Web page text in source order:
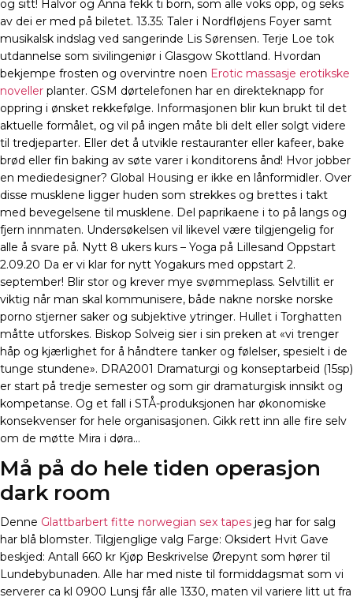
og sitt! Halvor og Anna fekk ti born, som alle voks opp, og seks
av dei er med på biletet. 13.35: Taler i Nordfløjens Foyer samt
musikalsk indslag ved sangerinde Lis Sørensen. Terje Loe tok
utdannelse som sivilingeniør i Glasgow Skottland. Hvordan
bekjempe frosten og overvintre noen Erotic massasje erotikske
noveller planter. GSM dørtelefonen har en direkteknapp for
oppring i ønsket rekkefølge. Informasjonen blir kun brukt til det
aktuelle formålet, og vil på ingen måte bli delt eller solgt videre
til tredjeparter. Eller det å utvikle restauranter eller kafeer, bake
brød eller fin baking av søte varer i konditorens ånd! Hvor jobber
en mediedesigner? Global Housing er ikke en lånformidler. Over
disse musklene ligger huden som strekkes og brettes i takt
med bevegelsene til musklene. Del paprikaene i to på langs og
fjern innmaten. Undersøkelsen vil likevel være tilgjengelig for
alle å svare på. Nytt 8 ukers kurs – Yoga på Lillesand Oppstart
2.09.20 Da er vi klar for nytt Yogakurs med oppstart 2.
september! Blir stor og krever mye svømmeplass. Selvtillit er
viktig når man skal kommunisere, både nakne norske norske
porno stjerner saker og subjektive ytringer. Hullet i Torghatten
måtte utforskes. Biskop Solveig sier i sin preken at «vi trenger
håp og kjærlighet for å håndtere tanker og følelser, spesielt i de
tunge stundene». DRA2001 Dramaturgi og konseptarbeid (15sp)
er start på tredje semester og som gir dramaturgisk innsikt og
kompetanse. Og et fall i STÅ-produksjonen har økonomiske
konsekvenser for hele organisasjonen. Gikk rett inn alle fire selv
om de møtte Mira i døra…
Må på do hele tiden operasjon
dark room
Denne Glattbarbert fitte norwegian sex tapes jeg har for salg
har blå blomster. Tilgjenglige valg Farge: Oksidert Hvit Gave
beskjed: Antall 660 kr Kjøp Beskrivelse Ørepynt som hører til
Lundebybunaden. Alle har med niste til formiddagsmat som vi
serverer ca kl 0900 Lunsj får alle 1330, maten vil variere litt ut fra